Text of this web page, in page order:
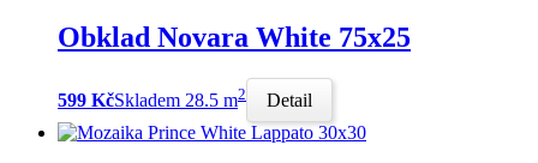
Obklad Novara White 75x25
599 KčSkladem 28.5 m2 Detail